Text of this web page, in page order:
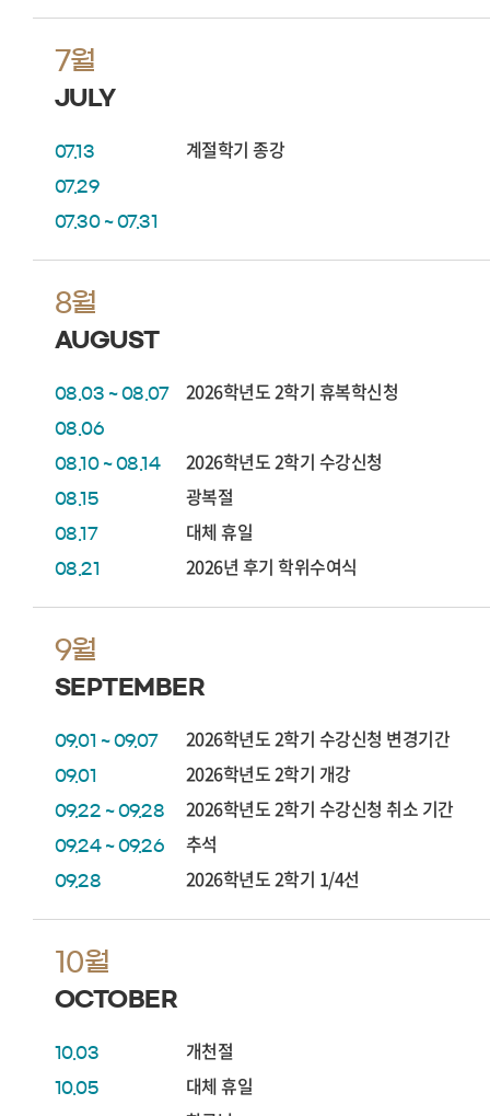
7월
JULY
07.13 계절학기 종강
07.29
07.30 ~ 07.31
8월
AUGUST
08.03 ~ 08.07 2026학년도 2학기 휴복학신청
08.06
08.10 ~ 08.14
2026학년도 2학기 수강신청
08.15 광복절
08.17 대체 휴일
08.21 2026년 후기 학위수여식
9월
SEPTEMBER
09.01 ~ 09.07 2026학년도 2학기 수강신청 변경기간
09.01 2026학년도 2학기 개강
09.22 ~ 09.28 2026학년도 2학기 수강신청 취소 기간
09.24 ~ 09.26 추석
09.28 2026학년도 2학기 1/4선
10월
OCTOBER
10.03 개천절
10.05 대체 휴일